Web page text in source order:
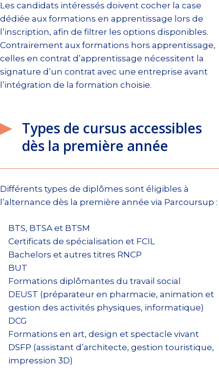
Les candidats intéressés doivent cocher la case
dédiée aux formations en apprentissage lors de
l’inscription, afin de filtrer les options disponibles.
Contrairement aux formations hors apprentissage,
celles en contrat d’apprentissage nécessitent la
signature d’un contrat avec une entreprise avant
l’intégration de la formation choisie.
Types de cursus accessibles
dès la première année
Différents types de diplômes sont éligibles à
l’alternance dès la première année via Parcoursup :
BTS, BTSA et BTSM
Certificats de spécialisation et FCIL
Bachelors et autres titres RNCP
BUT
Formations diplômantes du travail social
DEUST (préparateur en pharmacie, animation et
gestion des activités physiques, informatique)
DCG
Formations en art, design et spectacle vivant
DSFP (assistant d’architecte, gestion touristique,
impression 3D)